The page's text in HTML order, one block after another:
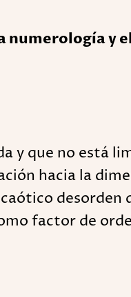
numerología y
y que no está
hacia la
desorden
factor de